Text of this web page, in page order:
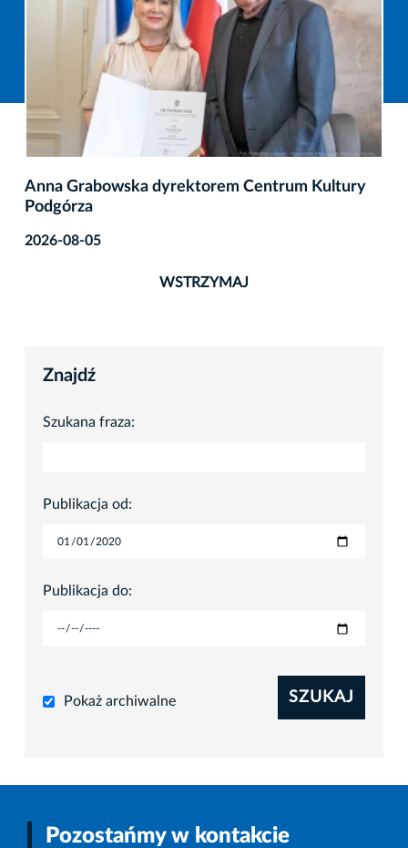
Konkurs na dyrektora MOCAK-u
WSTRZYMAJ
Znajdź
Szukana fraza:
Publikacja od:
Publikacja do:
Pokaż archiwalne SZUKAJ
Pozostańmy w kontakcie